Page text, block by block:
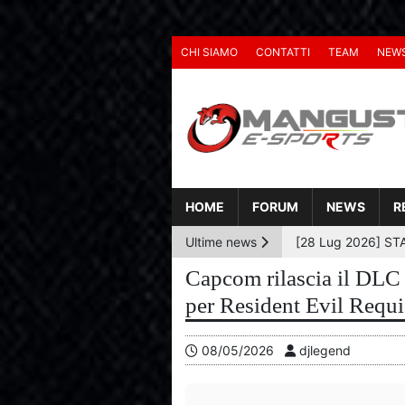
CHI SIAMO CONTATTI TEAM
HOME FORUM NEWS
Ultime news
Capcom rilascia il
per Resident Evil
08/05/2026 djlegend